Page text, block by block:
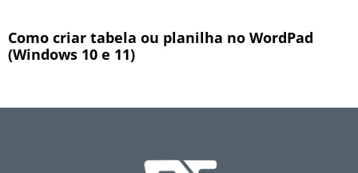
Como criar tabela ou planilha no WordPad
(Windows 10 e 11)